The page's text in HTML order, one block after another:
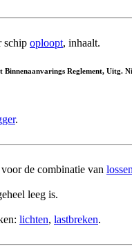
schip oploopt, inhaalt.
Binnenaanvarings Reglement, Uitg.
.
de combinatie van lossen
leeg is.
lichten, lastbreken.